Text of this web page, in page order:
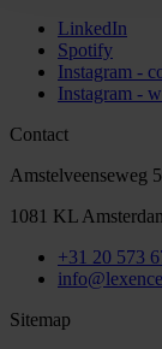
LinkedIn
Spotify
Instagram -
Instagram -
Contact
Amstelveenseweg
1081 KL
+31 20 573
Sitemap